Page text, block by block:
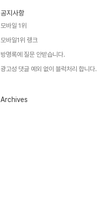
공지사항
모바일 1위
모바일1위 랭크
방명록에 질문 안받습니다.
광고성 댓글 예외 없이 블럭처리 합니다.
Archives